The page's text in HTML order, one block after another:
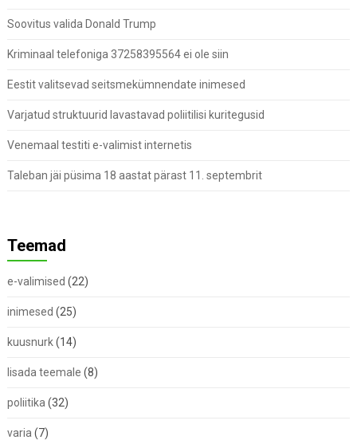
Soovitus valida Donald Trump
Kriminaal telefoniga 37258395564 ei ole siin
Eestit valitsevad seitsmekümnendate inimesed
Varjatud struktuurid lavastavad poliitilisi kuritegusid
Venemaal testiti e-valimist internetis
Taleban jäi püsima 18 aastat pärast 11. septembrit
Teemad
e-valimised (22)
inimesed (25)
kuusnurk(14)
lisada teemale (8)
poliitika (32)
varia (7)